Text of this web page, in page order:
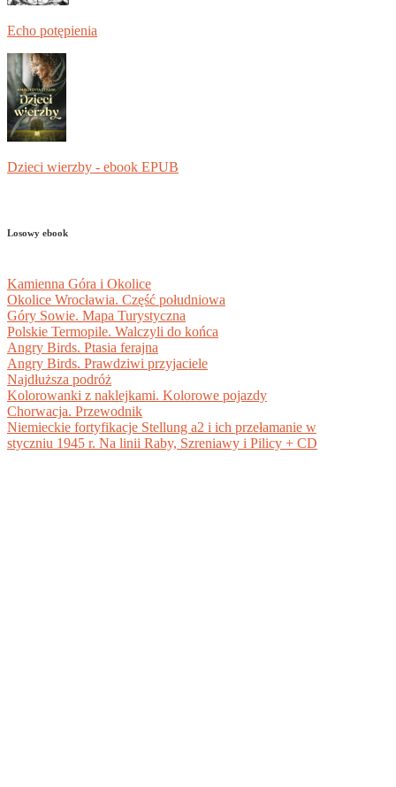
Echo potępienia
Dzieci wierzby - ebook EPUB
Losowy ebook
Kamienna Góra i Okolice
Okolice Wrocławia. Część południowa
Góry Sowie. Mapa Turystyczna
Polskie Termopile. Walczyli do końca
Angry Birds. Ptasia ferajna
Angry Birds. Prawdziwi przyjaciele
Najdłuższa podróż
Kolorowanki z naklejkami. Kolorowe pojazdy
Chorwacja. Przewodnik
Niemieckie fortyfikacje Stellung a2 i ich przełamanie w
styczniu 1945 r. Na linii Raby, Szreniawy i Pilicy + CD